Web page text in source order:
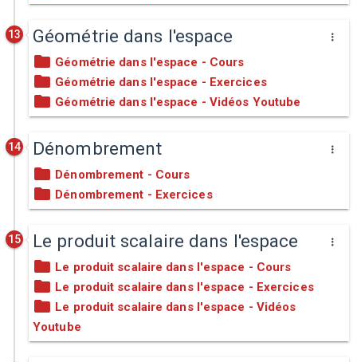
13 Géométrie dans l'espace
Géométrie dans l'espace - Cours
Géométrie dans l'espace - Exercices
Géométrie dans l'espace - Vidéos Youtube
14 Dénombrement
Dénombrement - Cours
Dénombrement - Exercices
15 Le produit scalaire dans l'espace
Le produit scalaire dans l'espace - Cours
Le produit scalaire dans l'espace - Exercices
Le produit scalaire dans l'espace - Vidéos
Youtube